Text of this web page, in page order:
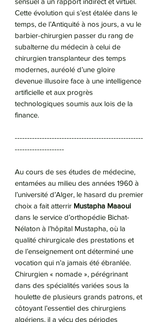
Cette évolution qui s’est étalée dans le
temps, de l’Antiquité à nos jours, a vu le
barbier-chirurgien passer du rang de
subalterne du médecin à celui de
chirurgien transplanteur des temps
modernes, auréolé d’une gloire
devenue illusoire face à une intelligence
artificielle et aux progrès
technologiques soumis aux lois de la
finance.
----------------------------------------------------
--------------------
Au cours de ses études de médecine,
entamées au milieu des années 1960 à
l’université d’Alger, le hasard du premier
choix a fait atterrir Mustapha Maaoui
dans le service d’orthopédie Bichat-
Nélaton à l’hôpital Mustapha, où la
qualité chirurgicale des prestations et
de l’enseignement ont déterminé une
vocation qui n’a jamais été ébranlée.
Chirurgien « nomade », pérégrinant
dans des spécialités variées sous la
houlette de plusieurs grands patrons, et
côtoyant l’essentiel des chirurgiens
algériens, il a vécu des périodes